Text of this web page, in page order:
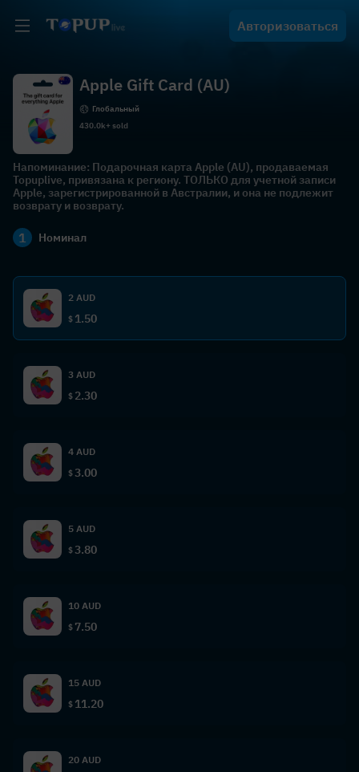
Авторизоваться
Apple Gift Card (AU)
Глобальный
430.0k+ sold
Напоминание: Подарочная карта Apple (AU), продаваемая
Topuplive, привязана к региону. ТОЛЬКО для учетной записи
Apple, зарегистрированной в Австралии, и она не подлежит
возврату и возврату.
1 Номинал
2 AUD
$ 1.50
3 AUD
$ 2.30
4 AUD
$3.00
5 AUD
$3.80
10 AUD
$ 7.50
15 AUD
$ 11.20
20 AUD